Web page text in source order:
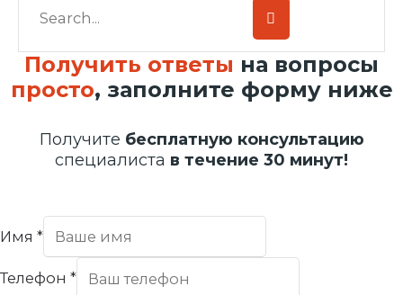
Получить ответы на вопросы
просто, заполните форму ниже
Получите бесплатную консультацию
специалиста в течение 30 минут!
Имя *
Телефон *